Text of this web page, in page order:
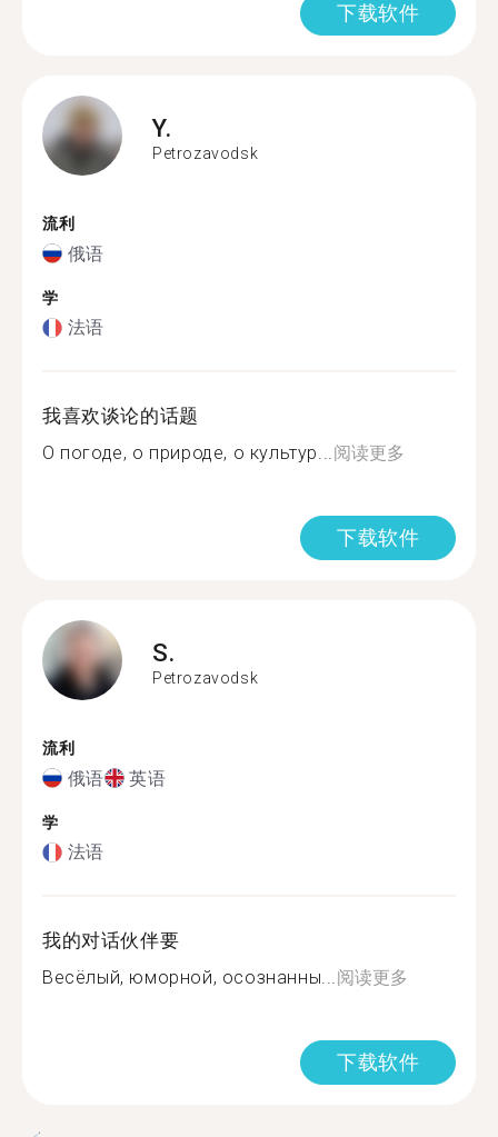
下载软件
Y.
Petrozavodsk
流利
俄语
学
法语
我喜欢谈论的话题
О погоде, о природе, о культур...阅读更多
下载软件
S.
Petrozavodsk
流利
俄语 英语
学
法语
我的对话伙伴要
Весёлый, юморной, осознанны...阅读更多
下载软件